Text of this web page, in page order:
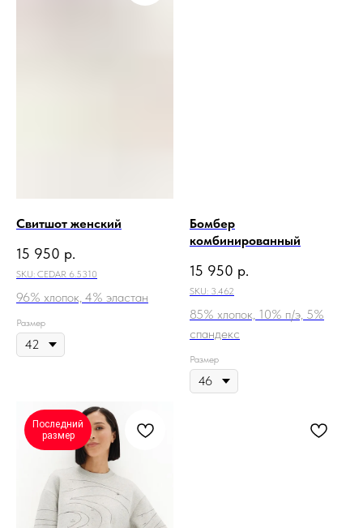
Свитшот женский
15 950 р.
SKU: CEDAR 6.5310
96% хлопок, 4% эластан
Размер
Бомбер
комбинированный
15 950 р.
SKU: 3.462
85% хлопок, 10% п/э, 5%
спандекс
Размер
Последний
размер